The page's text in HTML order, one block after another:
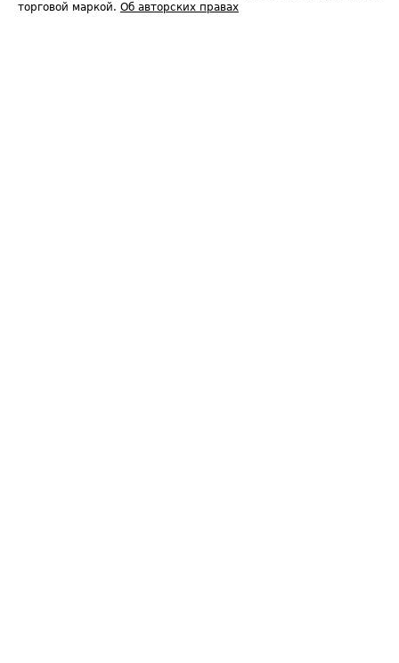
торговой маркой. Об авторских правах